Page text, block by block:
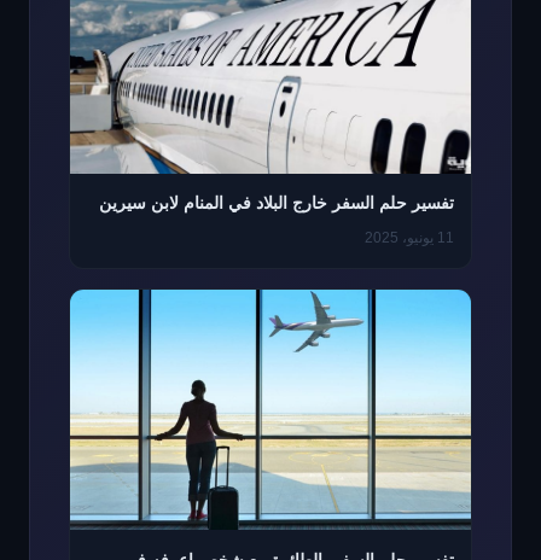
تفسير حلم السفر خارج البلاد في المنام لابن سيرين
11 يونيو، 2025